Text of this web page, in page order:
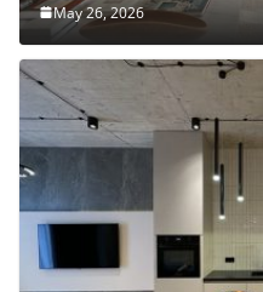
May 26, 2026